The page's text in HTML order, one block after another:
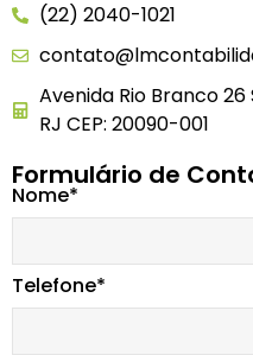
(22) 2040-1021
Avenida Rio Branco
RJ CEP: 20090-001
Formulário de
Nome*
Telefone*